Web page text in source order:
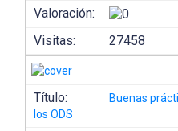
Valoración:
Visitas:
27458
Título:
Buenas
los ODS